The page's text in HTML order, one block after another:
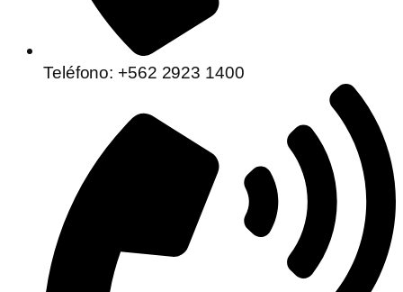
Teléfono: +562 2923 1400